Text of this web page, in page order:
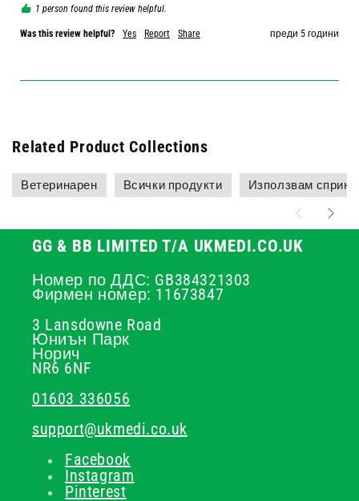
1 person found this review helpful.
Was this review helpful? Yes Report Share преди 5 години
Related Product Collections
Ветеринарен Всички продукти Използвам
GG & BB LIMITED T/A UKMEDI.CO.UK
Номер по ДДС: GB384321303
Фирмен номер: 11673847
3 Lansdowne Road
Юниън Парк
Норич
NR6 6NF
01603 336056
support@ukmedi.co.uk
Facebook
Instagram
Pinterest